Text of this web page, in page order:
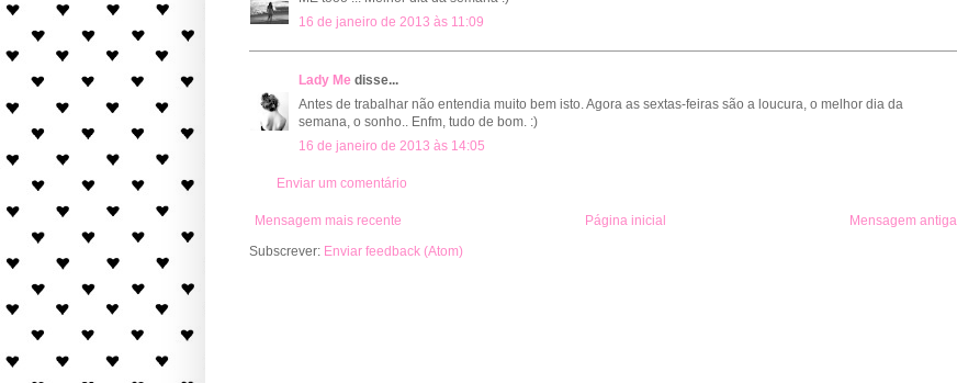
16 de janeiro de 2013 às 11:09
Lady Me disse...
Antes de trabalhar não entendia muito bem isto. Agora as sextas-feiras são a loucura, o melhor dia da
semana, o sonho.. Enfm, tudo de bom. :)
16 de janeiro de 2013 às 14:05
Enviar um comentário
Mensagem mais recente Mensagem antiga
Página inicial
Subscrever: Enviar feedback (Atom)